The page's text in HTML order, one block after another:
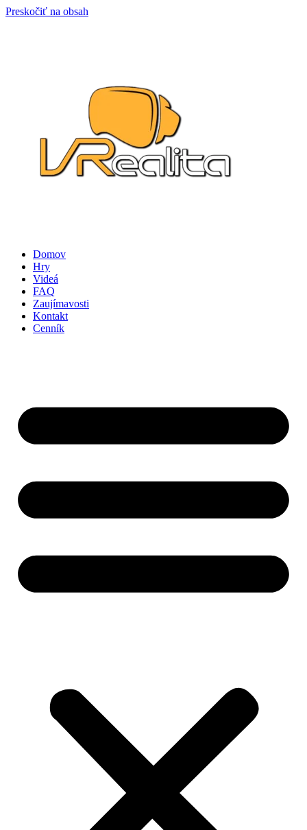
Preskočiť na obsah
Domov
Hry
Videá
FAQ
Zaujímavosti
Kontakt
Cenník